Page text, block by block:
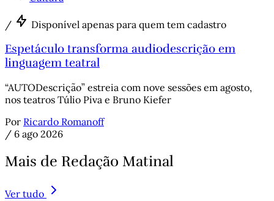
/ Disponível apenas para quem tem cadastro
Espetáculo transforma audiodescrição em
linguagem teatral
“AUTODescrição” estreia com nove sessões em agosto,
nos teatros Túlio Piva e Bruno Kiefer
Por Ricardo Romanoff
/ 6 ago 2026
Mais de Redação Matinal
Ver tudo